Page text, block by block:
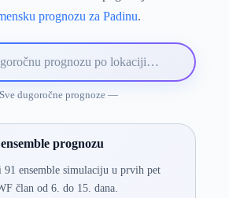
prognozu za Padinu.
dugoročne prognoze —
prognozu
91 ensemble simulaciju u prvih pet
član od 6. do 15. dana.